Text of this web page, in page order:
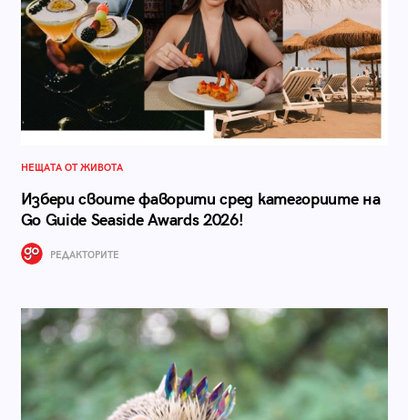
НЕЩАТА ОТ ЖИВОТА
Избери своите фаворити сред категориите на
Go Guide Seaside Awards 2026!
РЕДАКТОРИТЕ